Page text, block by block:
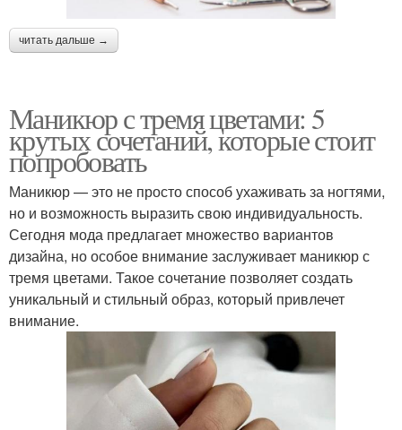
читать дальше →
Маникюр с тремя цветами: 5
крутых сочетаний, которые стоит
попробовать
Маникюр — это не просто способ ухаживать за ногтями,
но и возможность выразить свою индивидуальность.
Сегодня мода предлагает множество вариантов
дизайна, но особое внимание заслуживает маникюр с
тремя цветами. Такое сочетание позволяет создать
уникальный и стильный образ, который привлечет
внимание.